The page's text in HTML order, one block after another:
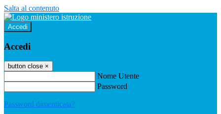
Salta al contenuto
Accedi
Accedi
button close ×
Nome Utente
Password
Password dimenticata?